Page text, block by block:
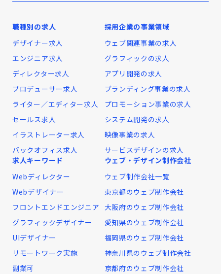
職種別の求人
デザイナー求人
エンジニア求人
ディレクター求人
プロデューサー求人
ライター／エディター求人
セールス求人
イラストレーター求人
バックオフィス求人
採用企業の事業領域
ウェブ関連事業の求人
グラフィックの求人
アプリ開発の求人
ブランディング事業の求人
プロモーション事業の求人
システム開発の求人
映像事業の求人
サービスデザインの求人
求人キーワード
Webディレクター
Webデザイナー
フロントエンドエンジニア
グラフィックデザイナー
UIデザイナー
リモートワーク実施
副業可
ウェブ・デザイン制作会社
ウェブ制作会社一覧
東京都のウェブ制作会社
大阪府のウェブ制作会社
愛知県のウェブ制作会社
福岡県のウェブ制作会社
神奈川県のウェブ制作会社
京都府のウェブ制作会社